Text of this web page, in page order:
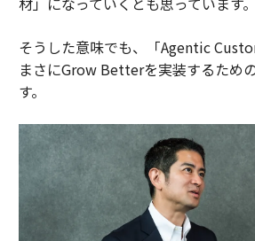
そうした意味でも、「Agentic
まさにGrow Betterを実装するため
す。